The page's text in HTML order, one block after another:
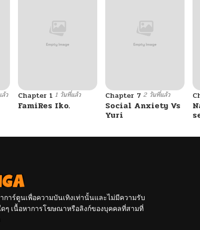
ว Chapter 1 1 วันที่แล้ว
FamiRes Iko.
Chapter 7 2 วันที่แล้ว
Social Anxiety Vs
Yuri
การ์ตูนเพื่อความบันเทิงเท่านั้นและไม่มีความรับ
ๆ เนื้อหาการโฆษณาหรือลิงก์ของบุคคลที่สามที่